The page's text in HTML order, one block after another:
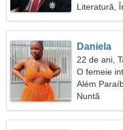
Literatură,
Daniela
22 de ani,
O femeie
Além
Nuntă